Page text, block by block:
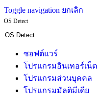
Toggle navigation ยกเลิก
OS Detect
ซอฟต์แวร์
โปรแกรมอินเทอร์เน็ต
โปรแกรมส่วนบุคคล
โปรแกรมมัลติมีเดีย